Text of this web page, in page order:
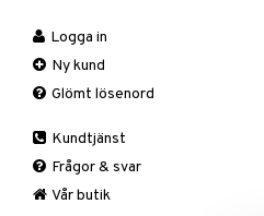
Logga in
Ny kund
Glömt lösenord
Kundtjänst
Frågor & svar
Vår butik